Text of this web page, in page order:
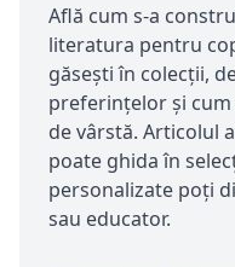
Află cum s-a
literatura pentru
găsești în colecții,
preferințelor și
de vârstă. Articolul
poate ghida în
personalizate poți
sau educator.